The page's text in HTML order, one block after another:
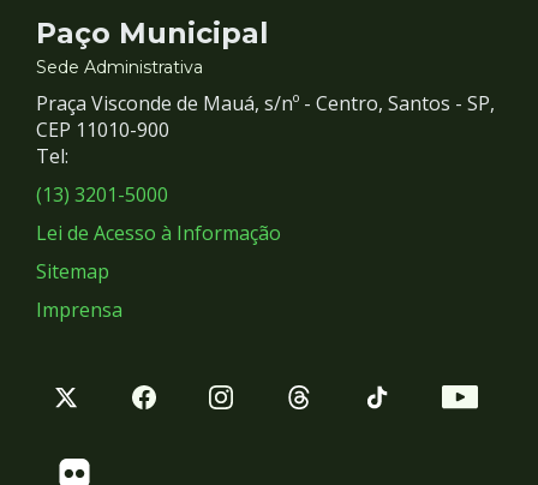
Contato
e
Redes
Sociais
Paço Municipal
Sede Administrativa
Praça Visconde de Mauá, s/nº - Centro, Santos - SP,
CEP 11010-900
Tel:
(13) 3201-5000
Lei de Acesso à Informação
Sitemap
Imprensa